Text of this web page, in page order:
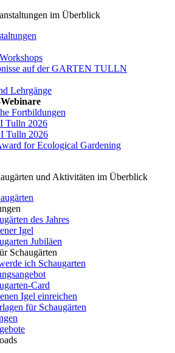
im Überblick
auf der GARTEN TULLN
Lehrgänge
Fortbildungen
Tulln 2026
Tulln 2026
for Ecological Gardening
und Aktivitäten im Überblick
des Jahres
Igel
Jubiläen
Schaugärten
ich Schaugarten
Card
Igel einreichen
für Schaugärten